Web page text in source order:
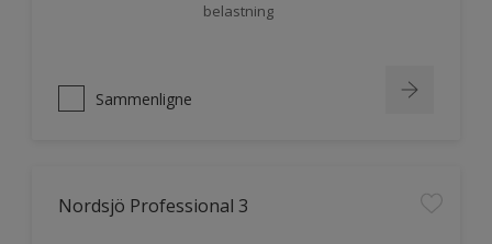
belastning
Sammenligne
Nordsjö Professional 3